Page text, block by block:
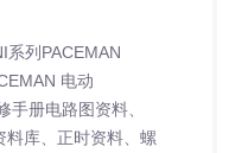
列PACEMAN
电动
手册电路图资料、
料库、正时资料、螺